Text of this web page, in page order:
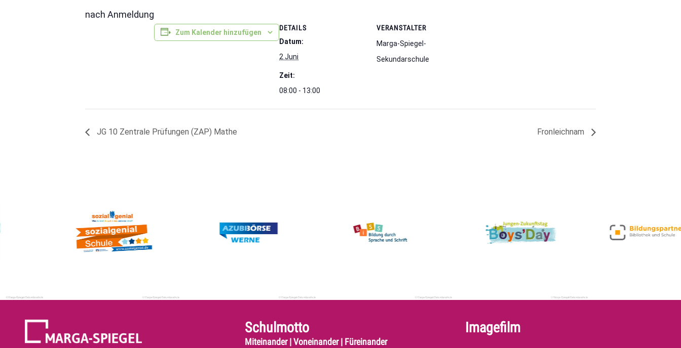
nach Anmeldung
Zum Kalender hinzufügen
DETAILS
Datum:
2 Juni
Zeit:
08:00 - 13:00
VERANSTALTER
Marga-Spiegel-
Sekundarschule
JG 10 Zentrale Prüfungen (ZAP) Mathe Fronleichnam
Schulmotto
Miteinander | Voneinander | Füreinander
Imagefilm